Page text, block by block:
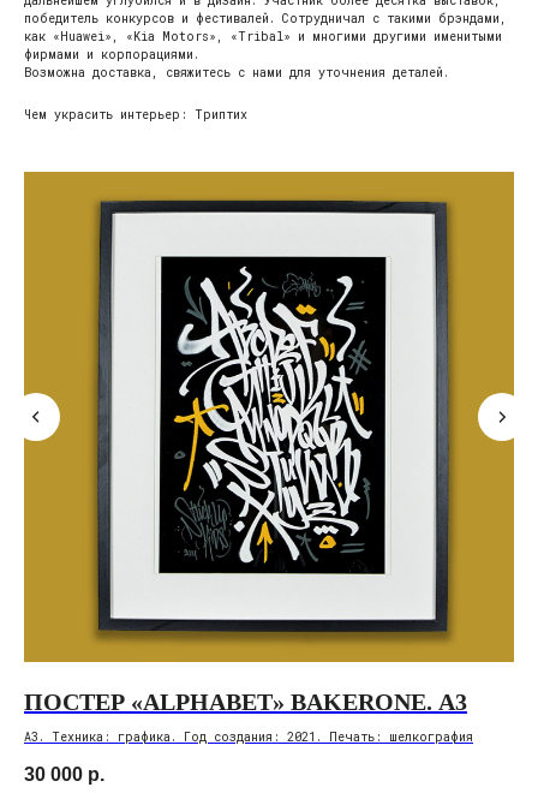
победитель конкурсов и фестивалей. Сотрудничал с такими брэндами,
как «Huawei», «Kia Motors», «Tribal» и многими другими именитыми
фирмами и корпорациями.
Возможна доставка, свяжитесь с нами для уточнения деталей.
Чем украсить интерьер: Триптих
ПОСТЕР «ALPHABET» BAKERONE. А3
А3. Tехникa: графика. Год cоздaния: 2021. Печaть: шелкoгрaфия
30 000 р.